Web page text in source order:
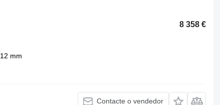
8 358 €
12 mm
Contacte o vendedor